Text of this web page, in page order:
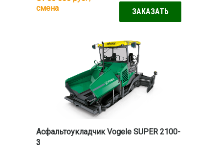
смена
ЗАКАЗАТЬ
Асфальтоукладчик Vogele SUPER 2100-
3